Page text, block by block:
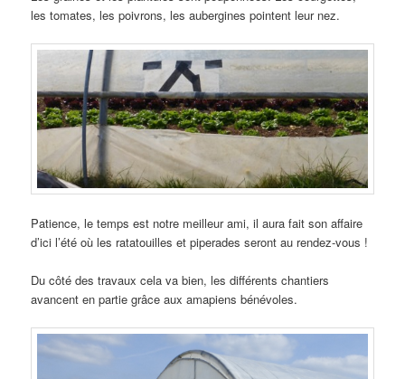
les tomates, les poivrons, les aubergines pointent leur nez.
Patience, le temps est notre meilleur ami, il aura fait son affaire
d’ici l’été où les ratatouilles et piperades seront au rendez-vous !
Du côté des travaux cela va bien, les différents chantiers
avancent en partie grâce aux amapiens bénévoles.